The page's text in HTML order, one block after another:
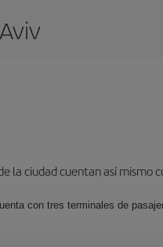
la ciudad cuentan así mismo
con tres terminales de